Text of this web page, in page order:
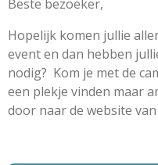
Beste bezoeker,
Hopelijk komen jullie
event en dan hebben
nodig? Kom je met de
een plekje vinden maar
door naar de website